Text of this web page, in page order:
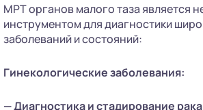
МРТ органов малого таза является
инструментом для диагностики
заболеваний и состояний:
Гинекологические заболевания:
— Диагностика и стадирование